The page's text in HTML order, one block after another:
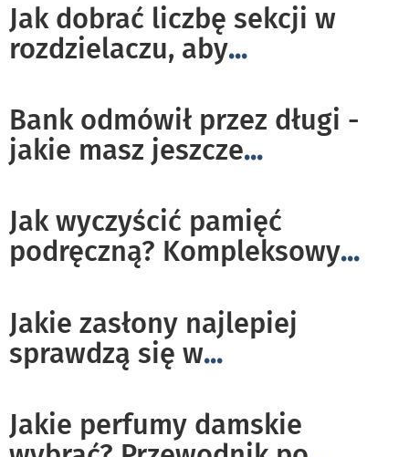
Jak dobrać liczbę sekcji w
rozdzielaczu, aby...
Bank odmówił przez długi -
jakie masz jeszcze...
Jak wyczyścić pamięć
podręczną? Kompleksowy...
Jakie zasłony najlepiej
sprawdzą się w...
Jakie perfumy damskie